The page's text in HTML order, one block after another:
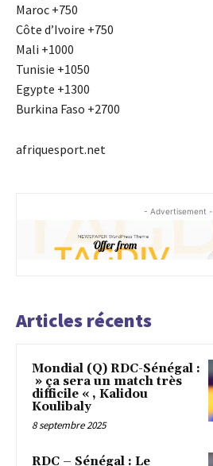
Maroc +750
Côte d’Ivoire +750
Mali +1000
Tunisie +1050
Egypte +1300
Burkina Faso +2700
afriquesport.net
- Advertisement -
Articles récents
Mondial (Q) RDC-Sénégal :
» ça sera un match très
difficile « , Kalidou
Koulibaly
8 septembre 2025
RDC – Sénégal : Le